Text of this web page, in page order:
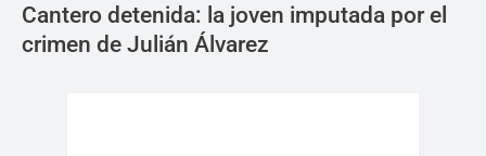
Cantero detenida: la joven imputada por el
crimen de Julián Álvarez